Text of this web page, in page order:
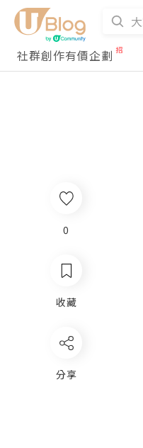
社群創作有價企劃
0
收藏
分享